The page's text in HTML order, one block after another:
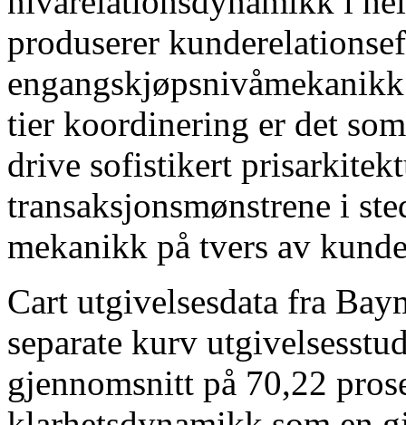
produserer
tier koordinering er det
drive sofistikert
transaksjonsmønstrene i
mekanikk på tvers av
Cart utgivelsesdata fra
separate kurv
gjennomsnitt på 70,22